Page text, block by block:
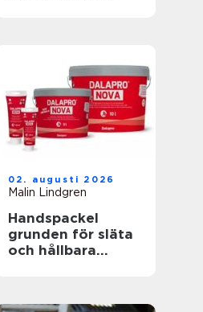
02. augusti 2026
Malin Lindgren
Handspackel
grunden för släta
och hållbara